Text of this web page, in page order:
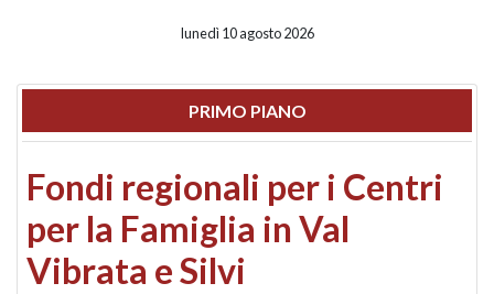
lunedì 10 agosto 2026
PRIMO PIANO
Fondi regionali per i Centri
per la Famiglia in Val
Vibrata e Silvi